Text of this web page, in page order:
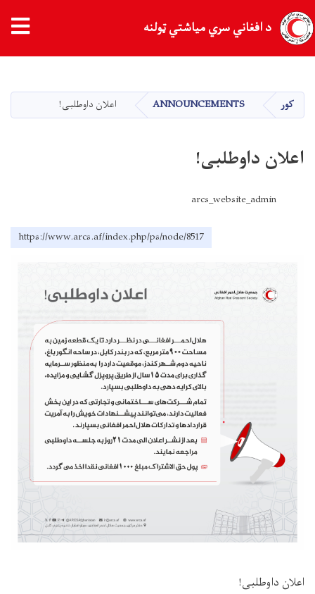
دانګل
د افغاني سري میاشتي ټولنه
کور ANNOUNCEMENTS اعلان داوطلبی!
اعلان داوطلبی!
arcs_website_admin
https://www.arcs.af/index.php/ps/node/8517
اعلان داوطلبی!